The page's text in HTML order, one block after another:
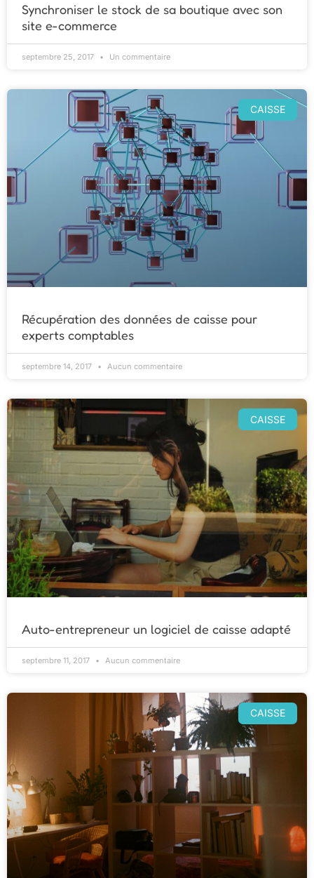
Synchroniser le stock de sa boutique avec son
site e-commerce
septembre 25, 2017 Un commentaire
CAISSE
Récupération des données de caisse pour
experts comptables
septembre 14, 2017 Aucun commentaire
CAISSE
Auto-entrepreneur un logiciel de caisse adapté
septembre 11, 2017 Aucun commentaire
CAISSE